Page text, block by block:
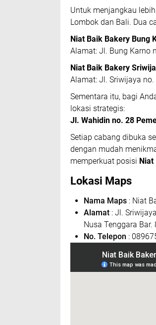
Untuk menjangkau
Lombok dan Bali. Dua
Niat Baik Bakery Bung
Alamat: Jl. Bung Karno
Niat Baik Bakery
Alamat: Jl. Sriwijaya
Sementara itu, bagi
lokasi strategis:
Jl. Wahidin no. 28
Setiap cabang dibuka
dengan mudah
memperkuat posisi Niat
Lokasi Maps
Nama Maps : Niat
Alamat : Jl.
Nusa Tenggara Bar.
No. Telepon :